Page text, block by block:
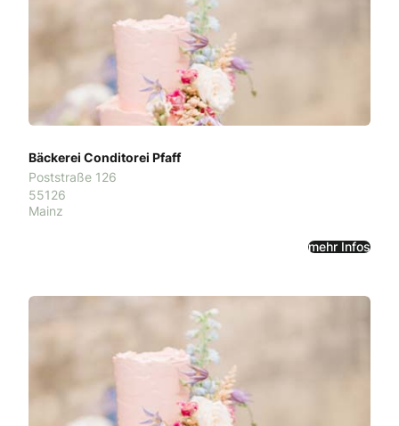
Bäckerei Conditorei Pfaff
Poststraße 126
55126
Mainz
mehr Infos